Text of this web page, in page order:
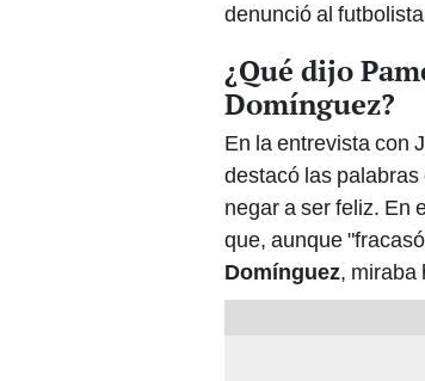
denunció al
¿Qué dijo
Domínguez?
En la entrevista con
destacó las palabras
negar a ser feliz. En
que, aunque
Domínguez, miraba